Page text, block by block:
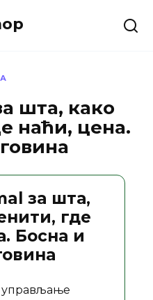
шта, како
наћи, цена.
за шта,
где
Босна и
управљање